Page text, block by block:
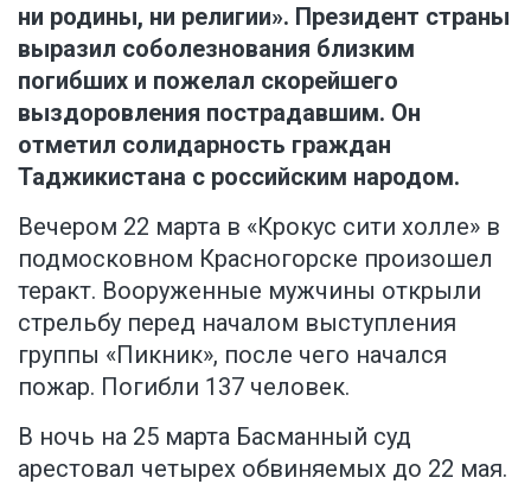
ни родины, ни религии». Президент страны
выразил соболезнования близким
погибших и пожелал скорейшего
выздоровления пострадавшим. Он
отметил солидарность граждан
Таджикистана с российским народом.
Вечером 22 марта в «Крокус сити холле» в
подмосковном Красногорске произошел
теракт. Вооруженные мужчины открыли
стрельбу перед началом выступления
группы «Пикник», после чего начался
пожар. Погибли 137 человек.
В ночь на 25 марта Басманный суд
арестовал четырех обвиняемых до 22 мая.